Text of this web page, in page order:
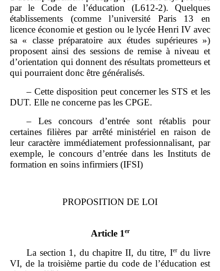
par le Code de l’éducation (L612‑2). Quelques
établissements (comme l’université Paris 13 en
licence économie et gestion ou le lycée Henri IV avec
sa « classe préparatoire aux études supérieures »)
proposent ainsi des sessions de remise à niveau et
d’orientation qui donnent des résultats prometteurs et
qui pourraient donc être généralisés.
– Cette disposition peut concerner les STS et les
DUT. Elle ne concerne pas les CPGE.
– Les concours d’entrée sont rétablis pour
certaines filières par arrêté ministériel en raison de
leur caractère immédiatement professionnalisant, par
exemple, le concours d’entrée dans les Instituts de
formation en soins infirmiers (IFSI)
PROPOSITION DE LOI
Article 1 er
La section 1, du chapitre II, du titre, Ierdu livre
VI, de la troisième partie du code de l’éducation est